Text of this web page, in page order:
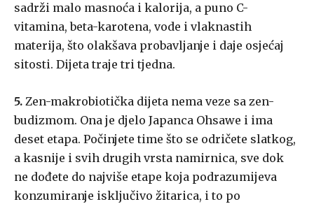
sadrži malo masnoća i kalorija, a puno C-
vitamina, beta-karotena, vode i vlaknastih
materija, što olakšava probavljanje i daje osjećaj
sitosti. Dijeta traje tri tjedna.
5. Zen-makrobiotička dijeta nema veze sa zen-
budizmom. Ona je djelo Japanca Ohsawe i ima
deset etapa. Počinjete time što se odričete slatkog,
a kasnije i svih drugih vrsta namirnica, sve dok
ne dođete do najviše etape koja podrazumijeva
konzumiranje isključivo žitarica, i to po